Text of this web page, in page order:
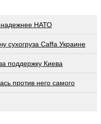
НАТО
сухогруза Caffa Украине
поддержку Киева
против него самого